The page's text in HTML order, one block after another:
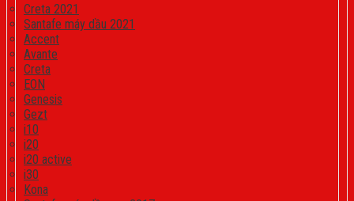
Creta 2021
Santafe máy dầu 2021
Accent
Avante
Creta
EON
Genesis
Gezt
i10
i20
i20 active
i30
Kona